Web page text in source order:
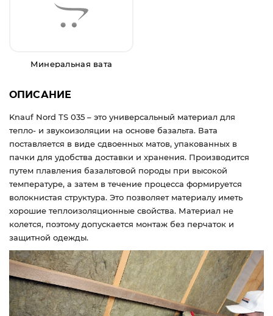
Минеральная вата
ОПИСАНИЕ
Knauf Nord TS 035 – это универсальный материал для
тепло- и звукоизоляции на основе базальта. Вата
поставляется в виде сдвоенных матов, упакованных в
пачки для удобства доставки и хранения. Производится
путем плавления базальтовой породы при высокой
температуре, а затем в течение процесса формируется
волокнистая структура. Это позволяет материалу иметь
хорошие теплоизоляционные свойства. Материал не
колется, поэтому допускается монтаж без перчаток и
защитной одежды.